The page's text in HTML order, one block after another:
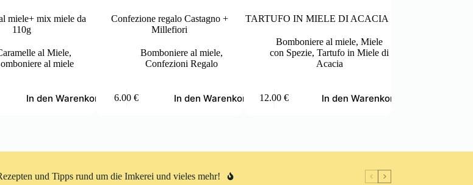
miele+ mix miele da
110g
al Miele,
al miele
In den Warenkorb
Confezione regalo Castagno +
Millefiori
Bomboniere al miele,
Confezioni Regalo
6.00€ In den Warenkorb
TARTUFO IN MIELE DI ACACIA
Bomboniere al miele,Miele
con Spezie,Tartufo in Miele di
Acacia
12.00€ In den WarenkorbProdukt
Die
können
und Tipps rund um die Imkerei und vieles mehr!